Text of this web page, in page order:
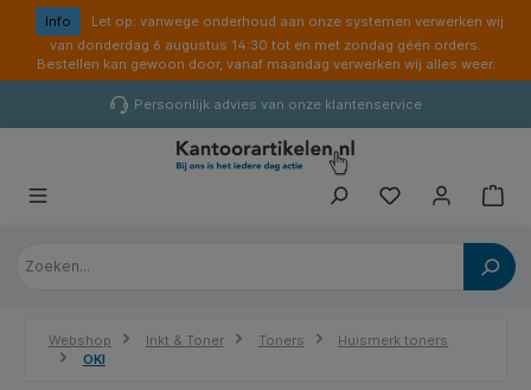
Info
Let op: vanwege onderhoud aan onze systemen verwerken wij
van donderdag 6 augustus 14:30 tot en met zondag géén orders.
Bestellen kan gewoon door, vanaf maandag verwerken wij alles weer.
Persoonlijk advies van onze klantenservice
Webshop Inkt & Toner Toners
Huismerk toners
OKI